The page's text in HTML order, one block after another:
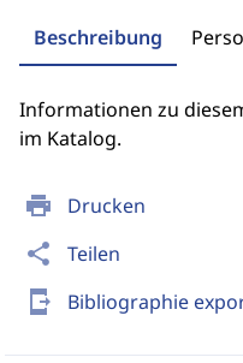
print Drucken
share Teilen
send_to_mobile Bibliographie
Beschreibung
Informationen zu
im Katalog.